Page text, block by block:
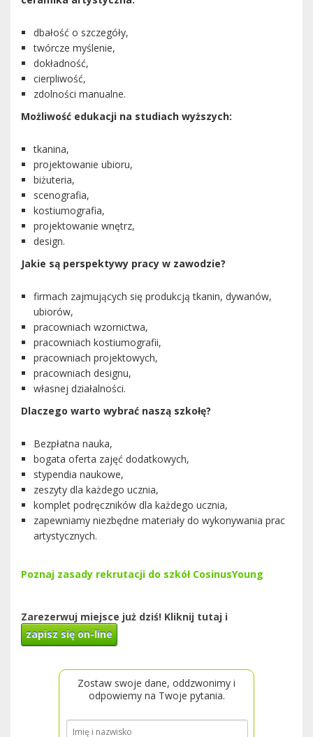
dbałość o szczegóły,
twórcze myślenie,
dokładność,
cierpliwość,
zdolności manualne.
Możliwość edukacji na studiach wyższych:
tkanina,
projektowanie ubioru,
biżuteria,
scenografia,
kostiumografia,
projektowanie wnętrz,
design.
Jakie są perspektywy pracy w zawodzie?
firmach zajmujących się produkcją tkanin, dywanów,
ubiorów,
pracowniach wzornictwa,
pracowniach kostiumografii,
pracowniach projektowych,
pracowniach designu,
własnej działalności.
Dlaczego warto wybrać naszą szkołę?
Bezpłatna nauka,
bogata oferta zajęć dodatkowych,
stypendia naukowe,
zeszyty dla każdego ucznia,
komplet podręczników dla każdego ucznia,
zapewniamy niezbędne materiały do wykonywania prac
artystycznych.
Poznaj zasady rekrutacji do szkół CosinusYoung
Zarezerwuj miejsce już dziś! Kliknij tutaj i
zapisz się on-line
Zostaw swoje dane, oddzwonimy i
odpowiemy na Twoje pytania.